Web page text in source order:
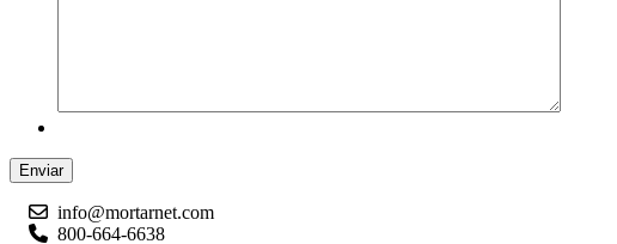
Enviar
info@mortarnet.com
800-664-6638